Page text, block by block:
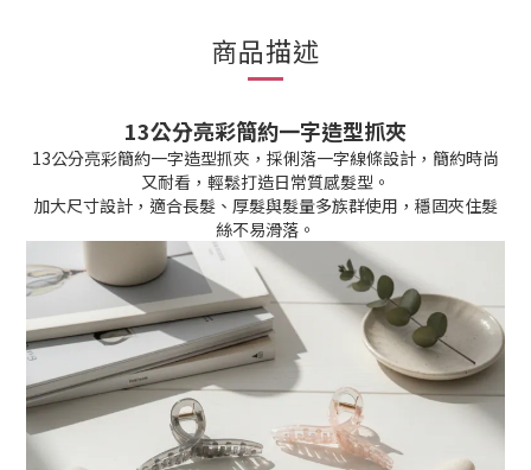
商品描述
13公分亮彩簡約一字造型抓夾
13公分亮彩簡約一字造型抓夾，採俐落一字線條設計，簡約時尚
又耐看，輕鬆打造日常質感髮型。
加大尺寸設計，適合長髮、厚髮與髮量多族群使用，穩固夾住髮
絲不易滑落。